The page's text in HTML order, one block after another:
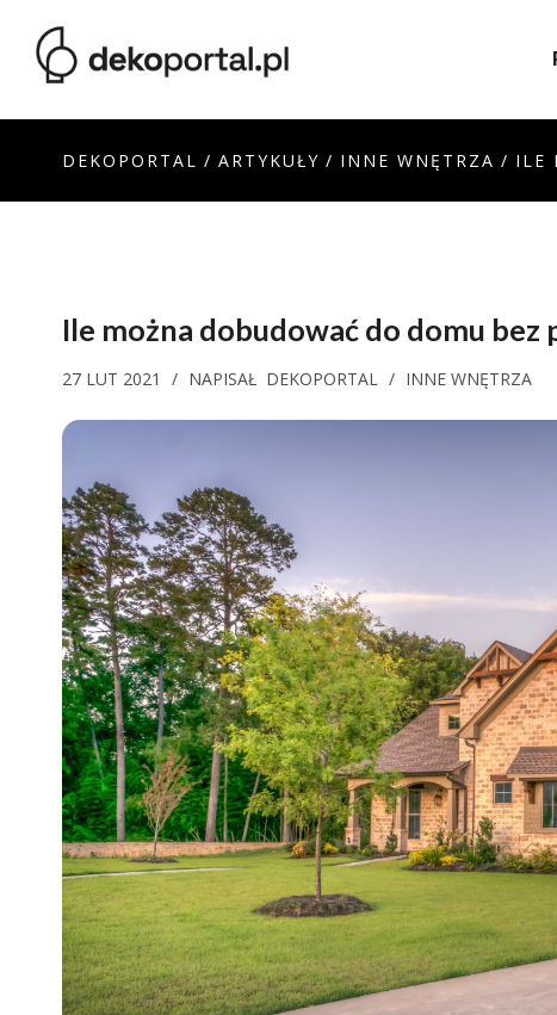
DEKOPORTAL / ARTYKUŁY / INNE WNĘTRZA / ILE
Ile można dobudować do domu bez
27 LUT 2021 / NAPISAŁ DEKOPORTAL / INNE WNĘTRZA